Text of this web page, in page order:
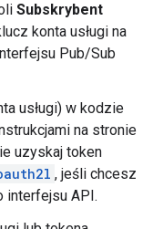
Subskrybent
konta usługi na
Pub/Sub
usługi) w kodzie
na stronie
uzyskaj token
, jeśli chcesz
interfejsu API.